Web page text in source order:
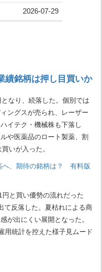
2026-07-29
銘柄は押し目買いか
なり、続落した。個別では
ングスが売られ、レーザー
イテク・機械株も下落し
や医薬品のロート製薬、割
いが入った。
へ、期待の銘柄は？ 有料版
と買い優勢の流れだった
て反落した。夏枯れによる商
が出にくい展開となった。
用統計を控えた様子見ムード